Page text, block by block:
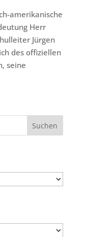
amerikanische
Herr
Jürgen
des offiziellen
seine